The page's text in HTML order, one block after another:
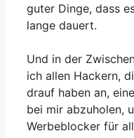
guter Dinge, dass
lange dauert.
Und in der
ich allen Hackern,
drauf haben an,
bei mir abzuholen,
Werbeblocker für